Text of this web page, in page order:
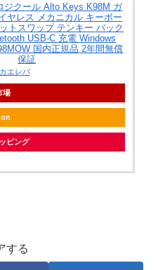
ジクール Alto Keys K98M ガ
ヤレス メカニカル キーボー
トスワップ テンキー バック
USB-C 充電 Windows
国内正規品 2年間無償
保証
カエレバ
場
ピング
する